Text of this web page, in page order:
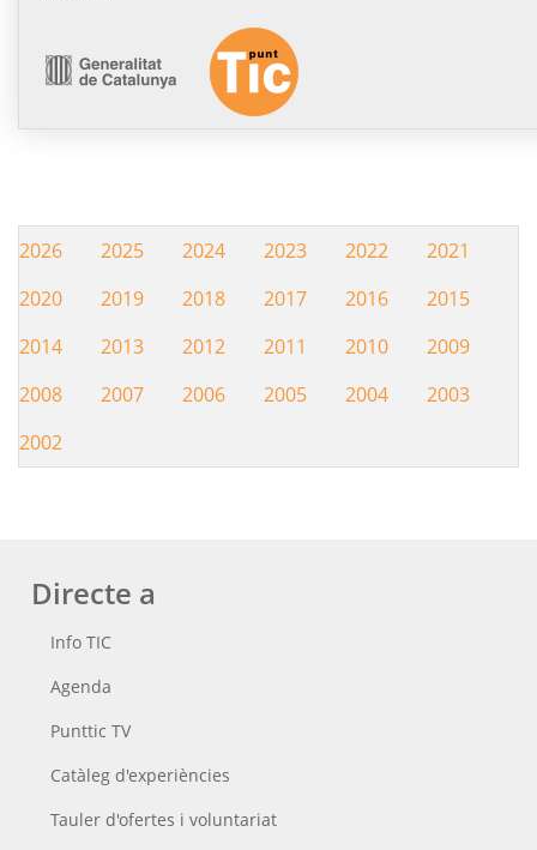
Hemeroteca
2026 2025 2024 2023 2022
2021
2020
2019 2018 2017 2016
2015
2014
2013 2012 2011 2010
2009
2008
2007 2006 2005 2004
2003
2002
Directe a
Info TIC
Agenda
Punttic TV
Catàleg d'experiències
Tauler d'ofertes i voluntariat